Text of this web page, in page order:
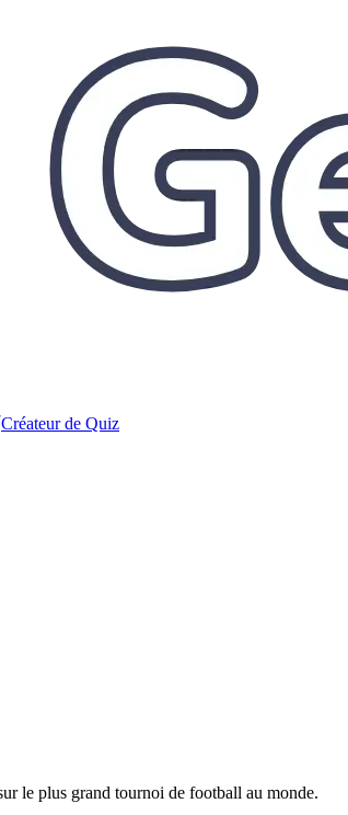
Créateur de Quiz
le plus grand tournoi de football au monde.